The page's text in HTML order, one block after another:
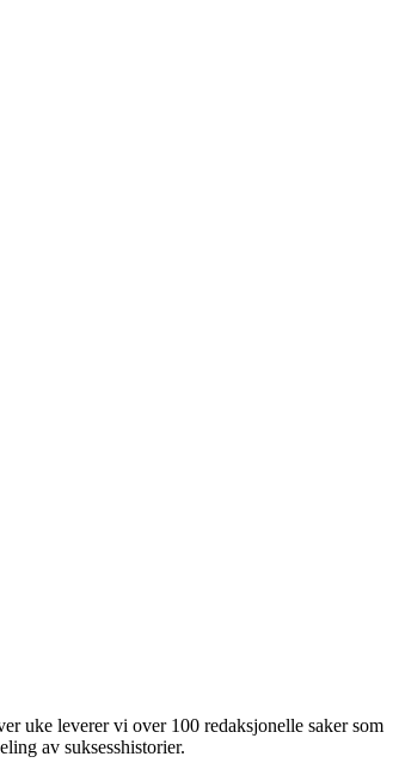
uke leverer vi over 100 redaksjonelle saker som
av suksesshistorier.